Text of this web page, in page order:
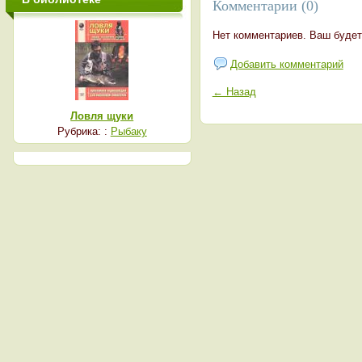
Комментарии (0)
Нет комментариев. Ваш
Добавить комментарий
← Назад
Ловля щуки
Рубрика: : Рыбаку